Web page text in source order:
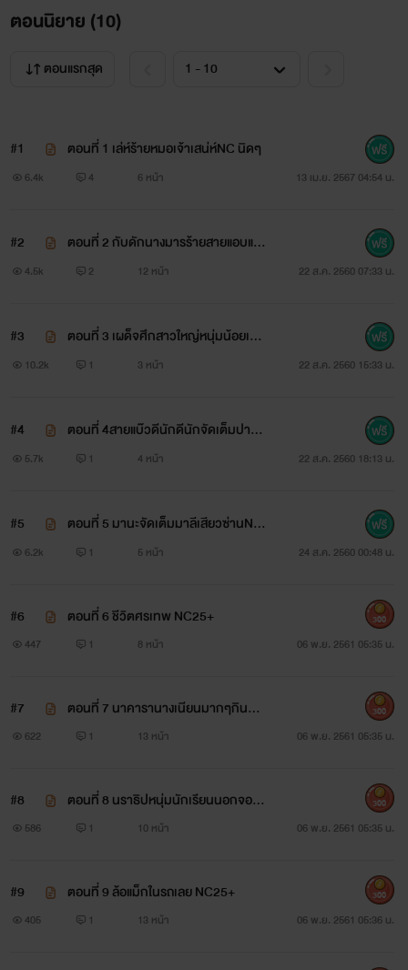
ชอบช่วยเหลือปลดเปลื้องความทุกข์ทุกด้านของชีวิต
ไม่ว่าการงานการเงินความรักนางจัดได้ทุกอย่าง
เงินทองเธอมีมากล้นเหลืออยู่แล้ว
รสรักกามารมณ์ที่มาจากดวงใจที่รักจริงของชายหนุ่ม(หล่อ)
ศรเทพ
ตกอับในเรื่องของความรักและการงาน+
นราธิป
ลูกเจ้าของบริษัทใหญ่หนุ่มนักเรียนนอก
ผู้อ่อนประสบการณ์ในการบริหารจัดการ
ตอนนิยาย (10)
ตอนแรกสุด
#1 ตอนที่ 1 เล่ห์ร้ายหมอเจ้าเสน่ห์NC นิดๆ
6.4k 4 6 หน้า 13 เม.ย. 2567 04:54 น.
#2
ตอนที่ 2 กับดักนางมารร้ายสายแอบแบ๊
วNCเบาๆ
4.5k 2 12 หน้า 22 ส.ค. 2560 07:33 น.
#3
ตอนที่ 3 เผด็จศึกสาวใหญ่หนุ่มน้อยเข้า
กับดัก NC เริ่มหนักขึ้นล่ะ
10.2k 1 3 หน้า 22 ส.ค. 2560 15:33 น.
#4
ตอนที่ 4สายแบ๊วดีนักดีนักจัดเต็มปาก
NC25+
5.7k 1 4 หน้า 22 ส.ค. 2560 18:13 น.
#5
ตอนที่ 5 มานะจัดเต็มมาลีเสียวซ่านNC
25+
6.2k 1 5 หน้า 24 ส.ค. 2560 00:48 น.
#6 ตอนที่ 6 ชีวิตศรเทพ NC25+
447 1 8 หน้า 06 พ.ย. 2561 05:35 น.
300
#7
ตอนที่ 7 นาคารานางเนียนมากๆกินหนุ่
มตกอับNC25+
622 1 13 หน้า 06 พ.ย. 2561 05:35 น.
300
#8
ตอนที่ 8 ​นราธิปหนุ่มนักเรียนนอกจอม
หื่น NC30+
586 1 10 หน้า 06 พ.ย. 2561 05:35 น.
300
#9 ตอนที่ 9 ล้อแม็กในรถเลย NC25+
405 1 13 หน้า 06 พ.ย. 2561 05:36 น.
300